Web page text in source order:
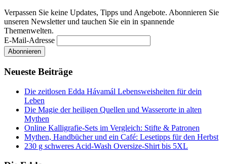
Verpassen Sie keine Updates, Tipps und Angebote. Abonnieren Sie
unseren Newsletter und tauchen Sie ein in spannende
Themenwelten.
E-Mail-Adresse
Neueste Beiträge
Die zeitlosen Edda Hávamál Lebensweisheiten für dein
Leben
Die Magie der heiligen Quellen und Wasserorte in alten
Mythen
Online Kalligrafie‑Sets im Vergleich: Stifte & Patronen
Mythen, Handbücher und ein Café: Lesetipps für den Herbst
230 g schweres Acid-Wash Oversize-Shirt bis 5XL